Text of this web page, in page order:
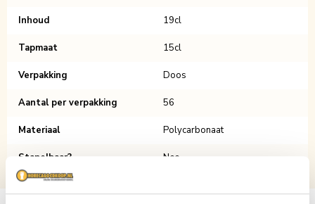
Inhoud 19cl
Tapmaat 15cl
Verpakking Doos
Aantal per verpakking 56
Materiaal Polycarbonaat
Stapelbaar? Nee